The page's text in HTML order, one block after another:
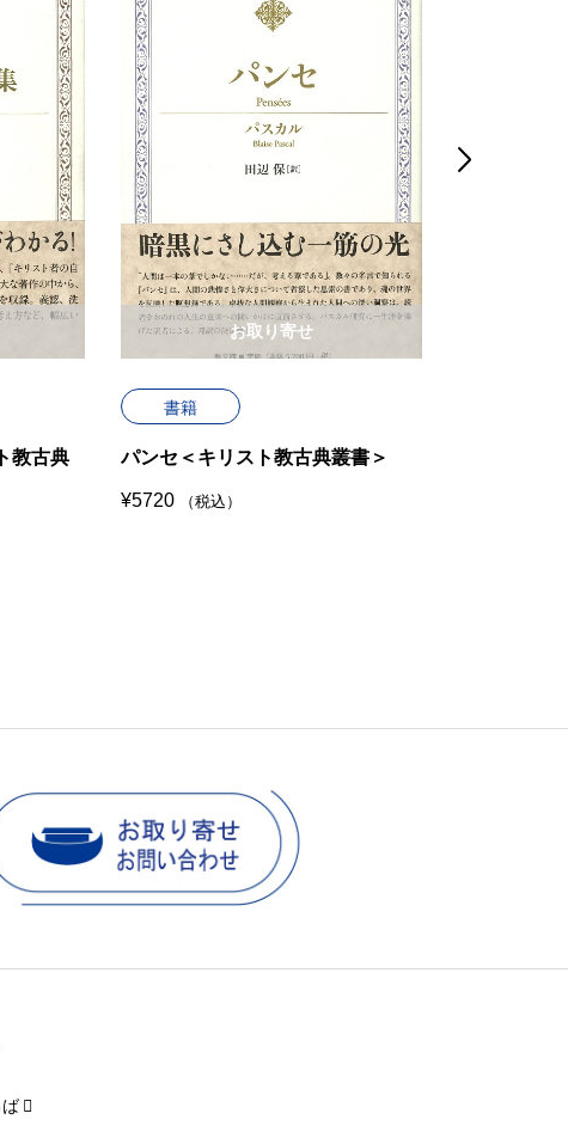
教古典
書籍
パンセ＜キリスト教古典叢書＞
¥5720 （税込）
お取り寄せ
